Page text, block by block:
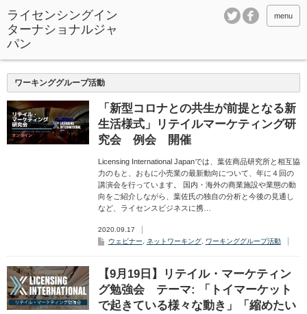
ライセンシングイン
ターナショナルジャ
パン
menu
ワーキンググループ活動
「新型コロナとの共生が前提となる新
生活様式」リテイルマーケティング研
究会 例会 開催
Licensing International Japanでは、葉佐商品研究所と相互協
力のもと、おもに小売業の最新動向について、年に４回の
講演会を行っています。 国内・海外の商業施設や業態の動
向をご紹介しながら、葉佐氏の独自の分析と今後の見通し
など、ライセンスビジネスに携…
2020.09.17
ウェビナー
ネットワーキング, ワーキンググループ活動
【9月19日】リテイル・マーケティン
グ勉強会 テーマ: 「トイマーケット
で起きている様々な動き」「縮めたい